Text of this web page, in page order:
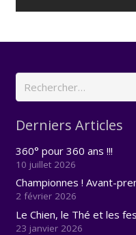
Rechercher :
Derniers Articles
360° pour 360 ans !!!
10 juillet 2026
Championnes ! Avant-
2 février 2026
Le Chien, le Thé et les
23 janvier 2026